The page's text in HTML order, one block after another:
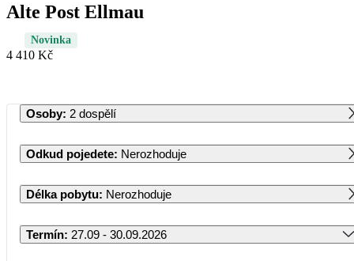
Alte Post Ellmau
Novinka
4 410 Kč
Osoby: 2 dospělí
Odkud pojedete: Nerozhoduje
Délka pobytu: Nerozhoduje
Termín: 27.09 - 30.09.2026